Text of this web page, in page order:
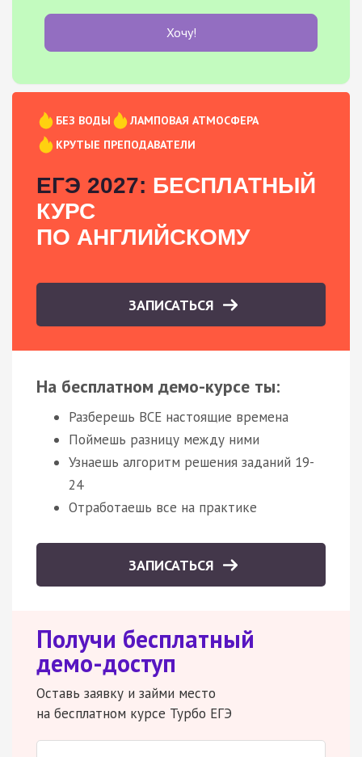
Хочу!
БЕЗ ВОДЫ
ЛАМПОВАЯ АТМОСФЕРА
КРУТЫЕ ПРЕПОДАВАТЕЛИ
ЕГЭ 2027: БЕСПЛАТНЫЙ
КУРС
ПО АНГЛИЙСКОМУ
ЗАПИСАТЬСЯ
На бесплатном демо-курсе ты:
Разберешь ВСЕ настоящие времена
Поймешь разницу между ними
Узнаешь алгоритм решения заданий 19-
24
Отработаешь все на практике
ЗАПИСАТЬСЯ
Получи бесплатный
демо-доступ
Оставь заявку и займи место
на бесплатном курсе Турбо ЕГЭ